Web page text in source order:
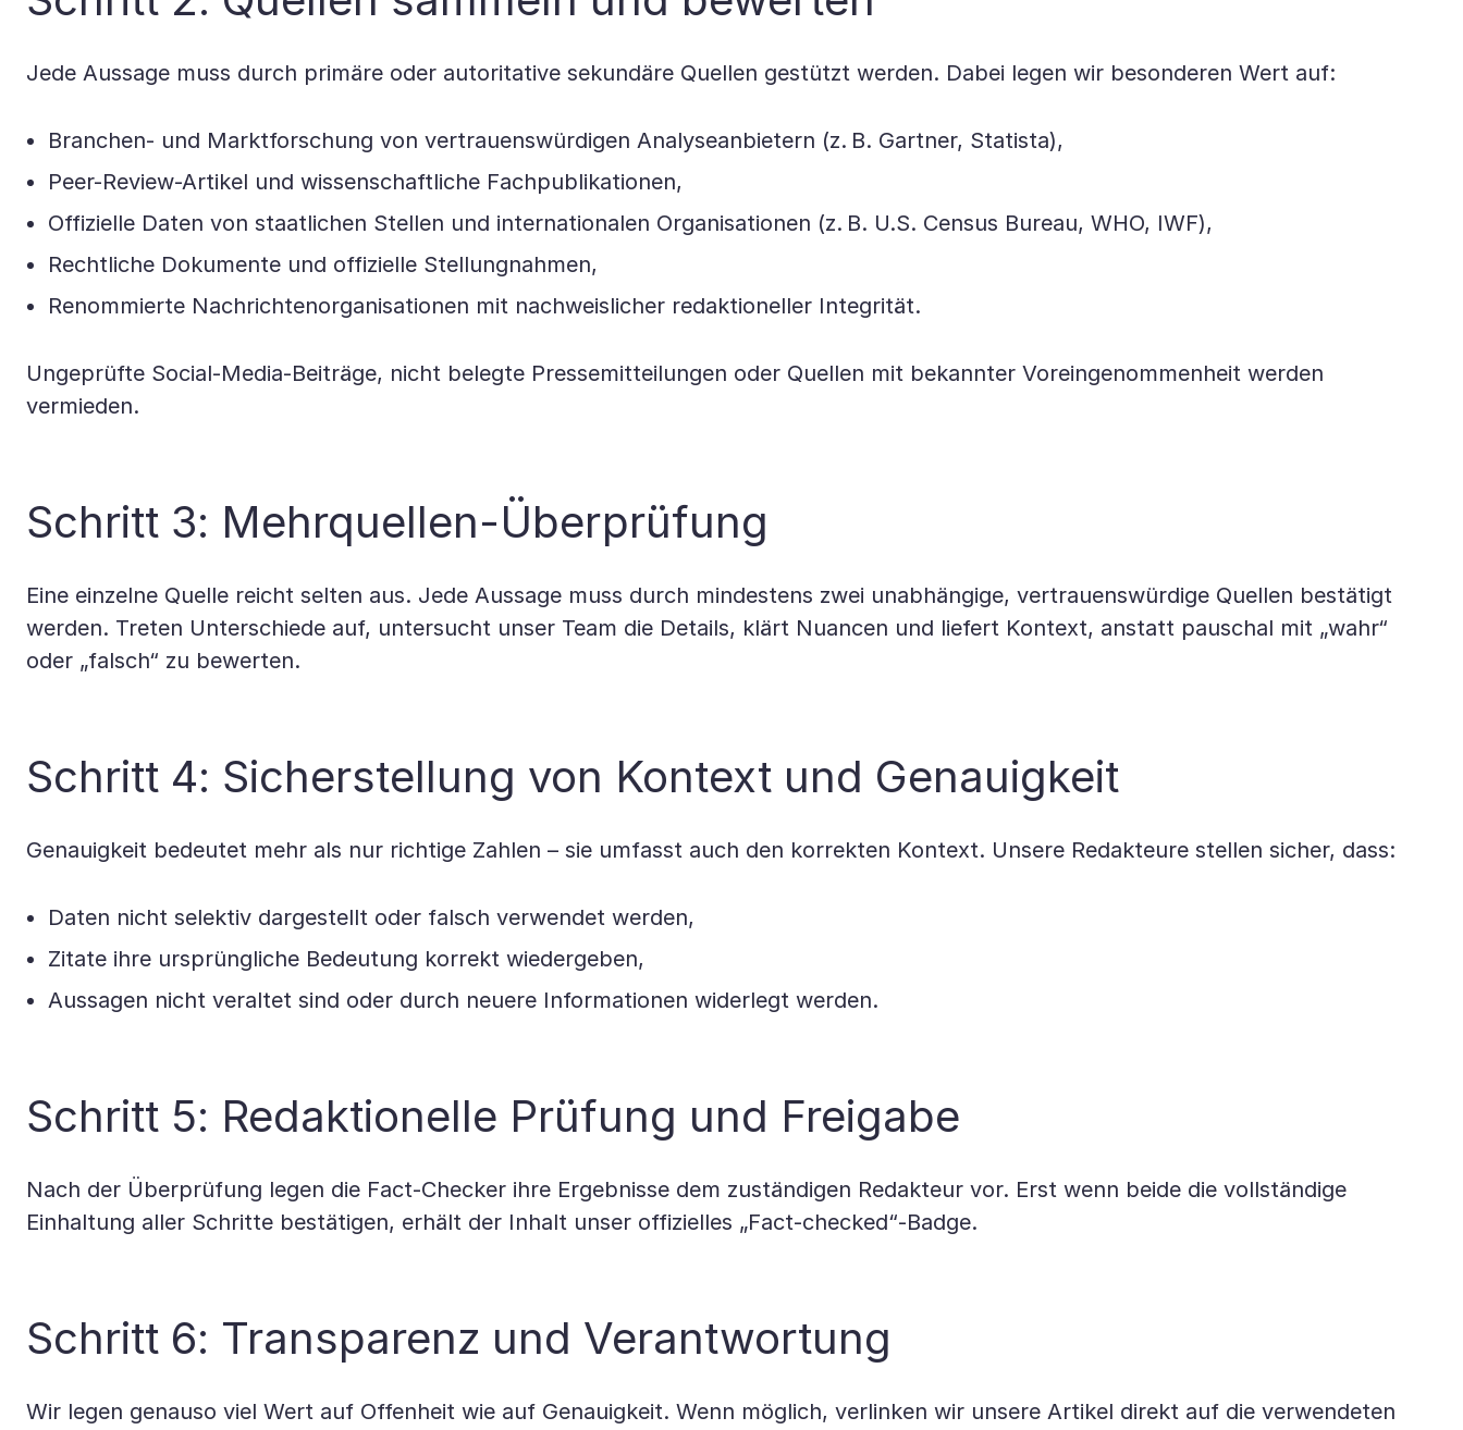
Jede Aussage muss durch primäre oder autoritative sekundäre Quellen gestützt werden. Dabei legen wir besonderen Wert auf:
Branchen- und Marktforschung von vertrauenswürdigen Analyseanbietern (z. B. Gartner, Statista),
Peer-Review-Artikel und wissenschaftliche Fachpublikationen,
Offizielle Daten von staatlichen Stellen und internationalen Organisationen (z. B. U.S. Census Bureau, WHO, IWF),
Rechtliche Dokumente und offizielle Stellungnahmen,
Renommierte Nachrichtenorganisationen mit nachweislicher redaktioneller Integrität.
Ungeprüfte Social-Media-Beiträge, nicht belegte Pressemitteilungen oder Quellen mit bekannter Voreingenommenheit werden
vermieden.
Schritt 3: Mehrquellen-Überprüfung
Eine einzelne Quelle reicht selten aus. Jede Aussage muss durch mindestens zwei unabhängige, vertrauenswürdige Quellen bestätigt
werden. Treten Unterschiede auf, untersucht unser Team die Details, klärt Nuancen und liefert Kontext, anstatt pauschal mit „wahr“
oder „falsch“ zu bewerten.
Schritt 4: Sicherstellung von Kontext und Genauigkeit
Genauigkeit bedeutet mehr als nur richtige Zahlen – sie umfasst auch den korrekten Kontext. Unsere Redakteure stellen sicher, dass:
Daten nicht selektiv dargestellt oder falsch verwendet werden,
Zitate ihre ursprüngliche Bedeutung korrekt wiedergeben,
Aussagen nicht veraltet sind oder durch neuere Informationen widerlegt werden.
Schritt 5: Redaktionelle Prüfung und Freigabe
Nach der Überprüfung legen die Fact-Checker ihre Ergebnisse dem zuständigen Redakteur vor. Erst wenn beide die vollständige
Einhaltung aller Schritte bestätigen, erhält der Inhalt unser offizielles „Fact-checked“-Badge.
Schritt 6: Transparenz und Verantwortung
Wir legen genauso viel Wert auf Offenheit wie auf Genauigkeit. Wenn möglich, verlinken wir unsere Artikel direkt auf die verwendeten